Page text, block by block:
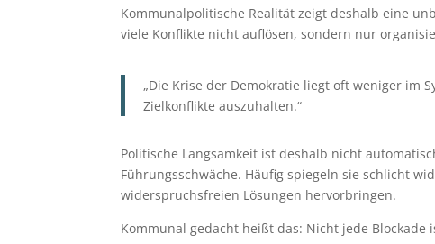
Kommunalpolitische Realität zeigt deshalb eine
viele Konflikte nicht auflösen, sondern nur
„Die Krise der Demokratie liegt oft weniger im
Zielkonflikte auszuhalten.“
Politische Langsamkeit ist deshalb nicht
Führungsschwäche. Häufig spiegeln sie schlicht
widerspruchsfreien Lösungen hervorbringen.
Kommunal gedacht heißt das: Nicht jede Blockade